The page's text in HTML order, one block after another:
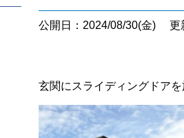
公開日：2024/08/30(金) 更
玄関にスライディングドアを